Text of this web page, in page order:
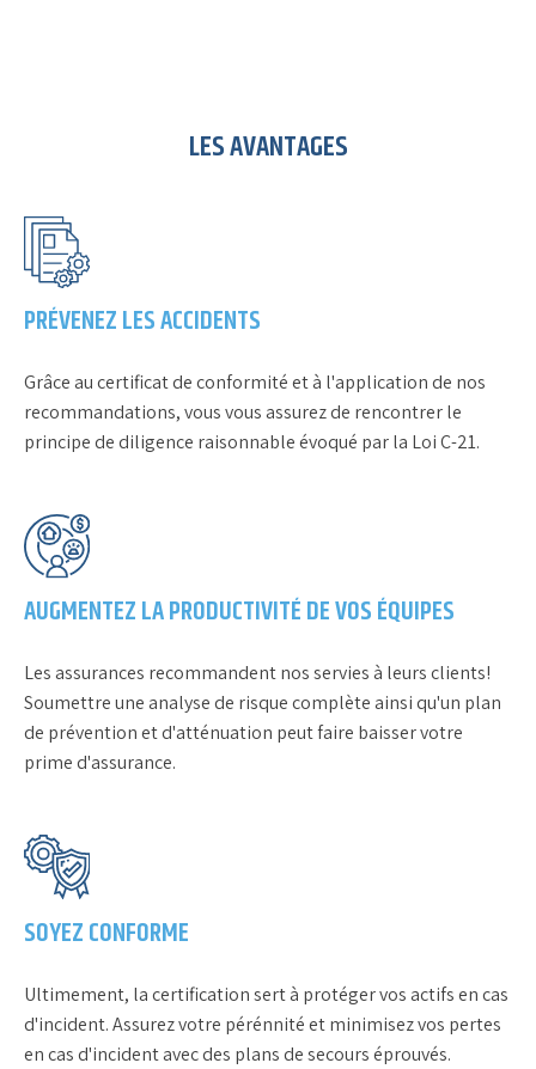
LES AVANTAGES
PRÉVENEZ LES ACCIDENTS
Grâce au certificat de conformité et à l'application de nos
recommandations, vous vous assurez de rencontrer le
principe de diligence raisonnable évoqué par la Loi C-21.
AUGMENTEZ LA PRODUCTIVITÉ DE VOS ÉQUIPES
Les assurances recommandent nos servies à leurs clients!
Soumettre une analyse de risque complète ainsi qu'un plan
de prévention et d'atténuation peut faire baisser votre
prime d'assurance.
SOYEZ CONFORME
Ultimement, la certification sert à protéger vos actifs en cas
d'incident. Assurez votre pérénnité et minimisez vos pertes
en cas d'incident avec des plans de secours éprouvés.